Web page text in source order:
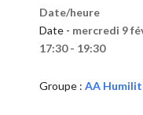
Date/heure
Date - mercredi 9
17:30 - 19:30
Groupe : AA